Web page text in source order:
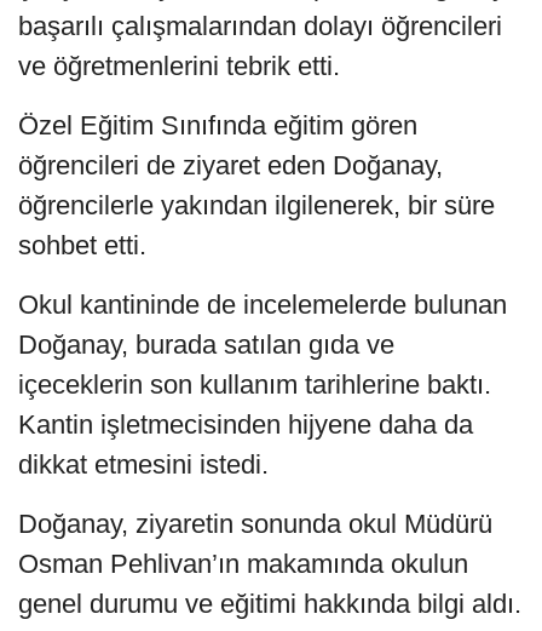
başarılı çalışmalarından dolayı öğrencileri
ve öğretmenlerini tebrik etti.
Özel Eğitim Sınıfında eğitim gören
öğrencileri de ziyaret eden Doğanay,
öğrencilerle yakından ilgilenerek, bir süre
sohbet etti.
Okul kantininde de incelemelerde bulunan
Doğanay, burada satılan gıda ve
içeceklerin son kullanım tarihlerine baktı.
Kantin işletmecisinden hijyene daha da
dikkat etmesini istedi.
Doğanay, ziyaretin sonunda okul Müdürü
Osman Pehlivan’ın makamında okulun
genel durumu ve eğitimi hakkında bilgi aldı.